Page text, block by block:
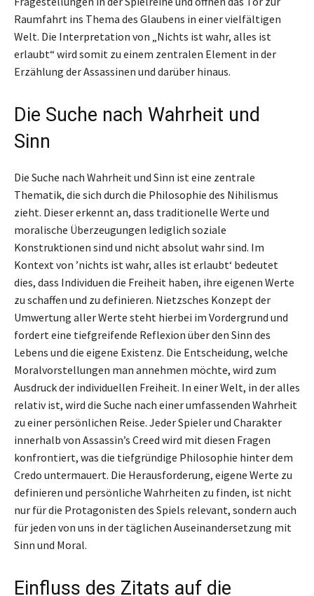
Raumfahrt ins Thema des Glaubens in einer vielfältigen
Welt. Die Interpretation von „Nichts ist wahr, alles ist
erlaubt“ wird somit zu einem zentralen Element in der
Erzählung der Assassinen und darüber hinaus.
Die Suche nach Wahrheit und
Sinn
Die Suche nach Wahrheit und Sinn ist eine zentrale
Thematik, die sich durch die Philosophie des Nihilismus
zieht. Dieser erkennt an, dass traditionelle Werte und
moralische Überzeugungen lediglich soziale
Konstruktionen sind und nicht absolut wahr sind. Im
Kontext von ’nichts ist wahr, alles ist erlaubt‘ bedeutet
dies, dass Individuen die Freiheit haben, ihre eigenen Werte
zu schaffen und zu definieren. Nietzsches Konzept der
Umwertung aller Werte steht hierbei im Vordergrund und
fordert eine tiefgreifende Reflexion über den Sinn des
Lebens und die eigene Existenz. Die Entscheidung, welche
Moralvorstellungen man annehmen möchte, wird zum
Ausdruck der individuellen Freiheit. In einer Welt, in der alles
relativ ist, wird die Suche nach einer umfassenden Wahrheit
zu einer persönlichen Reise. Jeder Spieler und Charakter
innerhalb von Assassin’s Creed wird mit diesen Fragen
konfrontiert, was die tiefgründige Philosophie hinter dem
Credo untermauert. Die Herausforderung, eigene Werte zu
definieren und persönliche Wahrheiten zu finden, ist nicht
nur für die Protagonisten des Spiels relevant, sondern auch
für jeden von uns in der täglichen Auseinandersetzung mit
Sinn und Moral.
Einfluss des Zitats auf die